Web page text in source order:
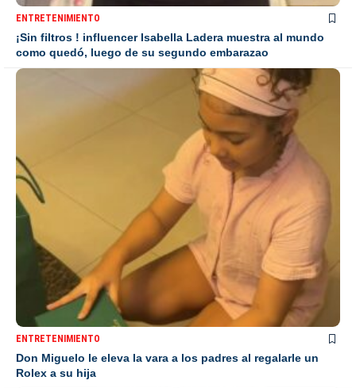
ENTRETENIMIENTO
¡Sin filtros ! influencer Isabella Ladera muestra al mundo
como quedó, luego de su segundo embarazao
ENTRETENIMIENTO
Don Miguelo le eleva la vara a los padres al regalarle un
Rolex a su hija